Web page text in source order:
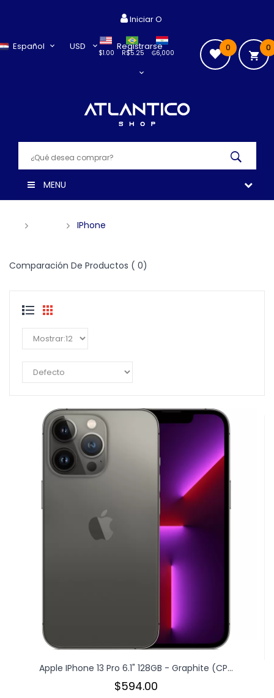
Español USD
$1.00 ₲6,000
R$5.25
Iniciar O
Registrarse 0
0
MENU
IPhone
Comparación De Productos ( 0)
Apple IPhone 13 Pro 6.1" 128GB - Graphite (CP...
$594.00